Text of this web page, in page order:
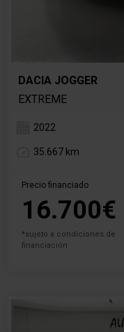
DACIA JOGGER
EXTREME
2022
35.667 km
Precio financiado
16.700€
*sujeto a condiciones de
financiación